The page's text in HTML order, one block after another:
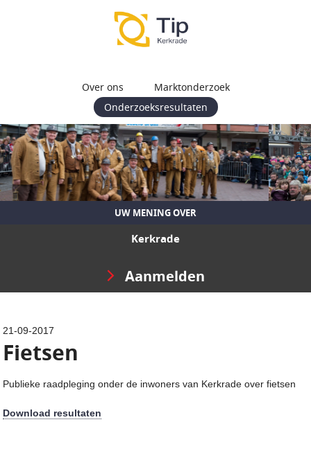
Over ons
Marktonderzoek
Onderzoeksresultaten
UW MENING OVER
Kerkrade
Aanmelden
21-09-2017
Fietsen
Publieke raadpleging onder de inwoners van Kerkrade over fietsen
Download resultaten